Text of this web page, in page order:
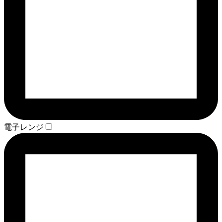
電子レンジ